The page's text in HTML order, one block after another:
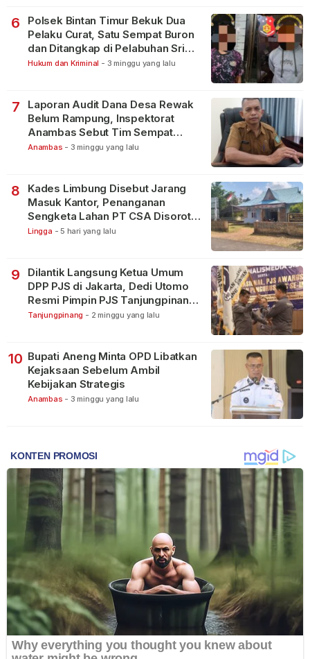
6
Polsek Bintan Timur Bekuk Dua
Pelaku Curat, Satu Sempat Buron
dan Ditangkap di Pelabuhan Sri
Bintan Pura
Hukum dan Kriminal - 3 minggu yang lalu
7
Laporan Audit Dana Desa Rewak
Belum Rampung, Inspektorat
Anambas Sebut Tim Sempat
Terbagi Tangani Kasus Lain
Anambas - 3 minggu yang lalu
8
Kades Limbung Disebut Jarang
Masuk Kantor, Penanganan
Sengketa Lahan PT CSA Disorot
Warga
Lingga - 5 hari yang lalu
9
Dilantik Langsung Ketua Umum
DPP PJS di Jakarta, Dedi Utomo
Resmi Pimpin PJS Tanjungpinang-
Bintan
Tanjungpinang - 2 minggu yang lalu
10 Bupati Aneng Minta OPD Libatkan
Kejaksaan Sebelum Ambil
Kebijakan Strategis
Anambas - 3 minggu yang lalu